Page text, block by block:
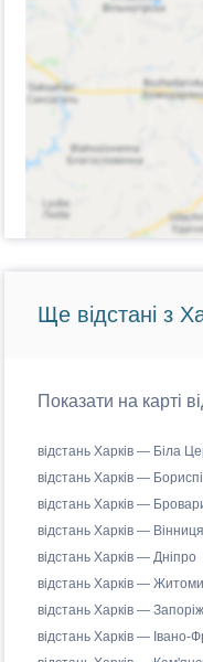
Ще відстані з
Показати на карті
відстань Харків — Біла
відстань Харків —
відстань Харків —
відстань Харків — Вінниця
відстань Харків — Дніпро
відстань Харків —
відстань Харків —
відстань Харків — Івано-